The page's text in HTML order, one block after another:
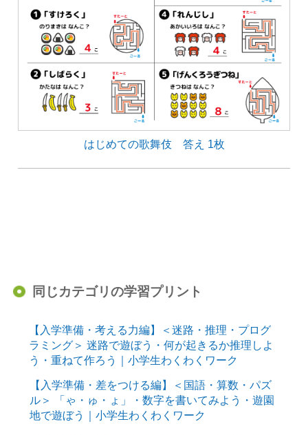
はじめての歌舞伎 答え 1枚
同じカテゴリの学習プリント
【入学準備・考える力編】＜迷路・推理・プログ
ラミング＞ 迷路で遊ぼう・何が起きるか推理しよ
う・重ねて作ろう｜小学生わくわくワーク
【入学準備・差をつける編】＜国語・算数・パズ
ル＞ 「ゃ・ゅ・ょ」・数字を書いてみよう・遊園
地で遊ぼう｜小学生わくわくワーク